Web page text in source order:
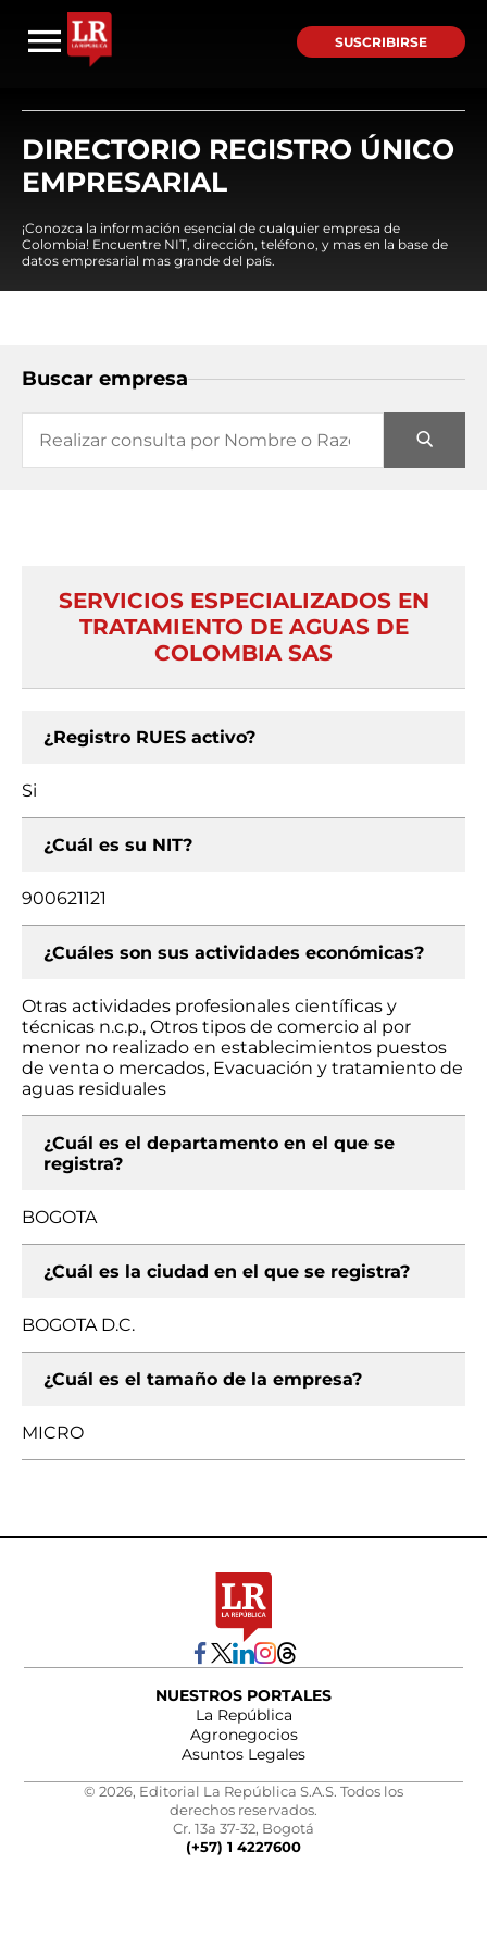
SUSCRIBIRSE
DIRECTORIO REGISTRO ÚNICO
EMPRESARIAL
¡Conozca la información esencial de cualquier empresa de
Colombia! Encuentre NIT, dirección, teléfono, y mas en la base de
datos empresarial mas grande del país.
Buscar empresa
SERVICIOS ESPECIALIZADOS EN
TRATAMIENTO DE AGUAS DE
COLOMBIA SAS
¿Registro RUES activo?
Si
¿Cuál es su NIT?
900621121
¿Cuáles son sus actividades económicas?
Otras actividades profesionales científicas y
técnicas n.c.p., Otros tipos de comercio al por
menor no realizado en establecimientos puestos
de venta o mercados, Evacuación y tratamiento de
aguas residuales
¿Cuál es el departamento en el que se
registra?
BOGOTA
¿Cuál es la ciudad en el que se registra?
BOGOTA D.C.
¿Cuál es el tamaño de la empresa?
MICRO
NUESTROS PORTALES
La República
Agronegocios
Asuntos Legales
© 2026, Editorial La República S.A.S. Todos los
derechos reservados.
Cr. 13a 37-32, Bogotá
(+57) 1 4227600